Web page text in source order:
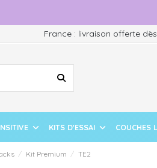
France : livraison offerte
KITS D'ESSAI COUCHES
Kit Premium TE2